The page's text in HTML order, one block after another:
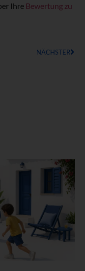
Ihre Bewertung zu
NÄCHSTER